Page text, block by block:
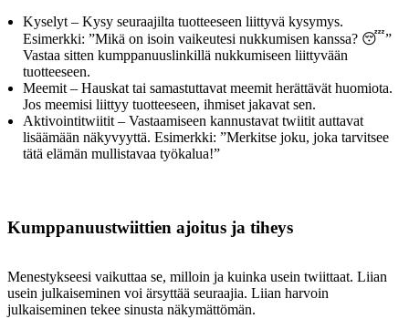
Kyselyt – Kysy seuraajilta tuotteeseen liittyvä kysymys.
Esimerkki: ”Mikä on isoin vaikeutesi nukkumisen kanssa? 😴”
Vastaa sitten kumppanuuslinkillä nukkumiseen liittyvään
tuotteeseen.
Meemit – Hauskat tai samastuttavat meemit herättävät huomiota.
Jos meemisi liittyy tuotteeseen, ihmiset jakavat sen.
Aktivointitwiitit – Vastaamiseen kannustavat twiitit auttavat
lisäämään näkyvyyttä. Esimerkki: ”Merkitse joku, joka tarvitsee
tätä elämän mullistavaa työkalua!”
Kumppanuustwiittien ajoitus ja tiheys
Menestykseesi vaikuttaa se, milloin ja kuinka usein twiittaat. Liian
usein julkaiseminen voi ärsyttää seuraajia. Liian harvoin
julkaiseminen tekee sinusta näkymättömän.